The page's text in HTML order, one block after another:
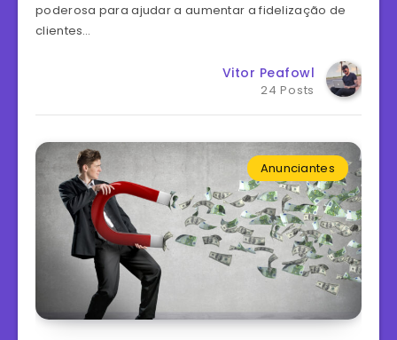
poderosa para ajudar a aumentar a fidelização de
clientes…
Vitor Peafowl
24 Posts
Anunciantes